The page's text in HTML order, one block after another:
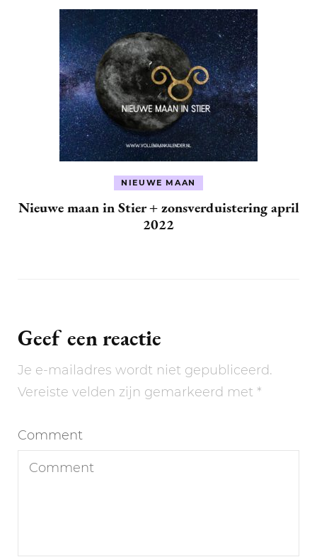
NIEUWE MAAN
Nieuwe maan in Stier + zonsverduistering april
2022
Geef een reactie
Je e-mailadres wordt niet gepubliceerd.
Vereiste velden zijn gemarkeerd met *
Comment